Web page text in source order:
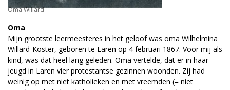
Oma Willard
Oma
Mijn grootste leermeesteres in het geloof was oma Wilhelmina
Willard-Koster, geboren te Laren op 4 februari 1867. Voor mij als
kind, was dat heel lang geleden. Oma vertelde, dat er in haar
jeugd in Laren vier protestantse gezinnen woonden. Zij had
weinig op met niet katholieken en met vreemden (= niet